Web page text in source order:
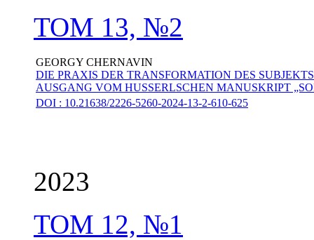
ТОМ 13, №2
GEORGY CHERNAVIN
DIE PRAXIS DER TRANSFORMATION DES
AUSGANG VOM HUSSERLSCHEN MANUSKRIPT
DOI : 10.21638/2226-5260-2024-13-2-610-625
2023
ТОМ 12, №1